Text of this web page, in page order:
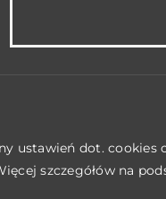
dot. cookies
szczegółów na